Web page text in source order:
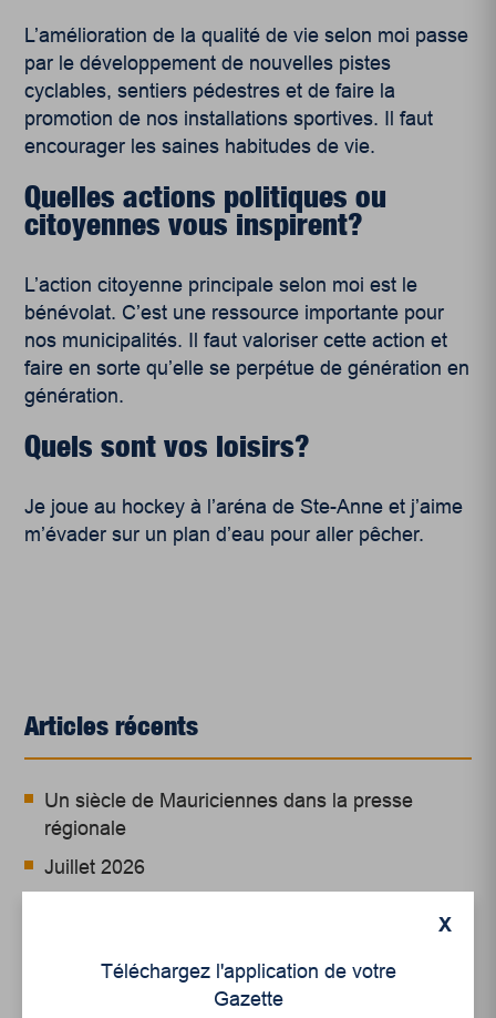
L’amélioration de la qualité de vie selon moi passe
par le développement de nouvelles pistes
cyclables, sentiers pédestres et de faire la
promotion de nos installations sportives. Il faut
encourager les saines habitudes de vie.
Quelles actions politiques ou
citoyennes vous inspirent?
L’action citoyenne principale selon moi est le
bénévolat. C’est une ressource importante pour
nos municipalités. Il faut valoriser cette action et
faire en sorte qu’elle se perpétue de génération en
génération.
Quels sont vos loisirs?
Je joue au hockey à l’aréna de Ste-Anne et j’aime
m’évader sur un plan d’eau pour aller pêcher.
Articles récents
Un siècle de Mauriciennes dans la presse
régionale
Juillet 2026
Et les politiques peinent à suivre
Le sommeil, nouveau défi de santé publique
X
Téléchargez l'application de votre
Gazette